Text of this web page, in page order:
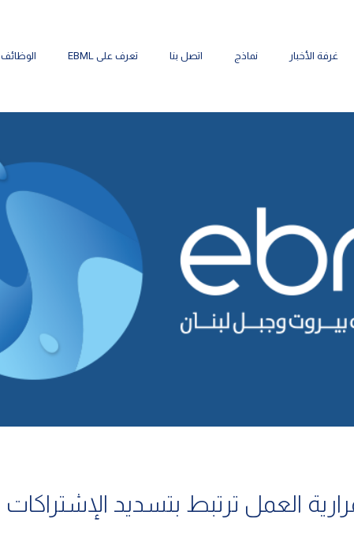
غرفة الأخبار نماذج اتصل بنا تعرف على EBML الوظائف
العمل ترتبط بتسديد الإشتراكات